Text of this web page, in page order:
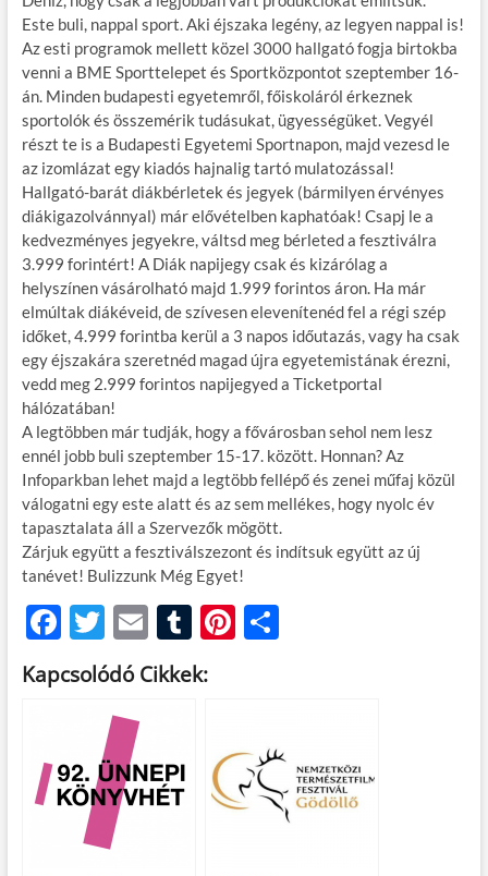
Este buli, nappal sport. Aki éjszaka legény, az legyen nappal is!
Az esti programok mellett közel 3000 hallgató fogja birtokba
venni a BME Sporttelepet és Sportközpontot szeptember 16-
án. Minden budapesti egyetemről, főiskoláról érkeznek
sportolók és összemérik tudásukat, ügyességüket. Vegyél
részt te is a Budapesti Egyetemi Sportnapon, majd vezesd le
az izomlázat egy kiadós hajnalig tartó mulatozással!
Hallgató-barát diákbérletek és jegyek (bármilyen érvényes
diákigazolvánnyal) már elővételben kaphatóak! Csapj le a
kedvezményes jegyekre, váltsd meg bérleted a fesztiválra
3.999 forintért! A Diák napijegy csak és kizárólag a
helyszínen vásárolható majd 1.999 forintos áron. Ha már
elmúltak diákéveid, de szívesen elevenítenéd fel a régi szép
időket, 4.999 forintba kerül a 3 napos időutazás, vagy ha csak
egy éjszakára szeretnéd magad újra egyetemistának érezni,
vedd meg 2.999 forintos napijegyed a Ticketportal
hálózatában!
A legtöbben már tudják, hogy a fővárosban sehol nem lesz
ennél jobb buli szeptember 15-17. között. Honnan? Az
Infoparkban lehet majd a legtöbb fellépő és zenei műfaj közül
válogatni egy este alatt és az sem mellékes, hogy nyolc év
tapasztalata áll a Szervezők mögött.
Zárjuk együtt a fesztiválszezont és indítsuk együtt az új
tanévet! Bulizzunk Még Egyet!
F
ac
e
o
o
T
w
itt
er
E
m
ail
T
u
m
Pi
t
O
e
g
Kapcsolódó Cikkek: